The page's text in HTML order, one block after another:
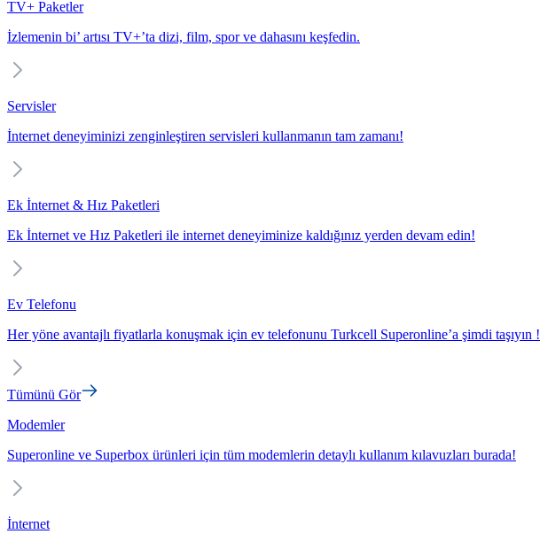
TV+ Paketler
İzlemenin bi’ artısı TV+’ta dizi, film, spor ve dahasını keşfedin.
Servisler
İnternet deneyiminizi zenginleştiren servisleri kullanmanın tam zamanı!
Ek İnternet & Hız Paketleri
Ek İnternet ve Hız Paketleri ile internet deneyiminize kaldığınız yerden devam edin!
Ev Telefonu
Her yöne avantajlı fiyatlarla konuşmak için ev telefonunu Turkcell Superonline’a şimdi taşıyın !
Tümünü Gör
Modemler
Superonline ve Superbox ürünleri için tüm modemlerin detaylı kullanım kılavuzları burada!
İnternet